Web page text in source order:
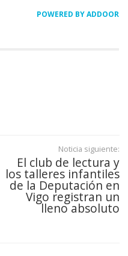
POWERED BY ADDOOR
Noticia siguiente:
El club de lectura y
los talleres infantiles
de la Deputación en
Vigo registran un
lleno absoluto